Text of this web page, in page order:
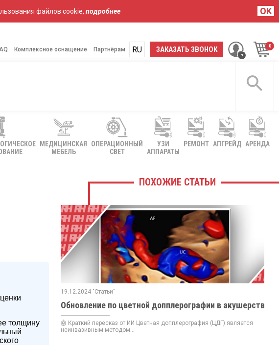
файлов cookie, подробнее OK
Комплексное оснащение Партнёрам ЗАКАЗАТЬ ЗВОНОК
RU
UA
МЕДИЦИНСКАЯ
МЕБЕЛЬ
ОПЕРАЦИОННЫЙ
СВЕТ
УЗИ
АППАРАТЫ
РЕМОНТ АПГРЕЙД АРЕНДА
толщину
ПОХОЖИЕ СТАТЬИ
19.12.2024 "Статьи"
Обновление по цветной допплерографии в акушерстве
🤖 Краткий пересказ от ИИ Цветная допплерография (ЦДГ) является
неинвазивным методом...